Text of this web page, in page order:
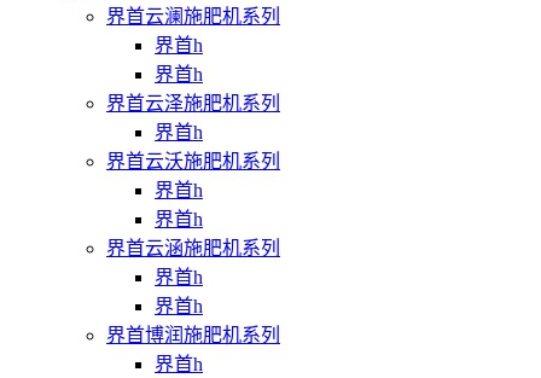
界首云澜施肥机系列
界首h
界首h
界首云泽施肥机系列
界首h
界首云沃施肥机系列
界首h
界首h
界首云涵施肥机系列
界首h
界首h
界首博润施肥机系列
界首h